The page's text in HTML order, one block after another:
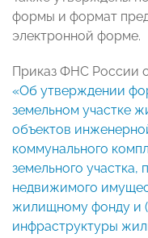
формы и формат
электронной форме.
Приказ ФНС России
«Об утверждении
земельном участке
объектов
коммунального
земельного участка,
недвижимого
жилищному фонду и
инфраструктуры